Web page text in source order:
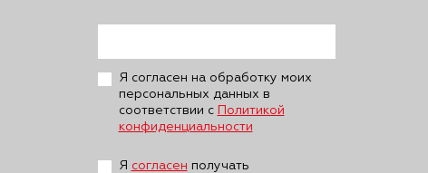
Я согласен на обработку моих
персональных данных в
соответствии с Политикой
конфиденциальности
Я согласен получать